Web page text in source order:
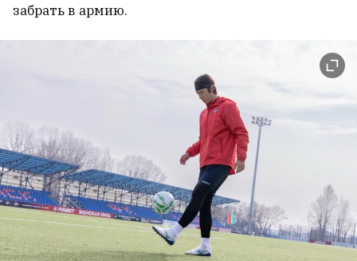
забрать в армию.